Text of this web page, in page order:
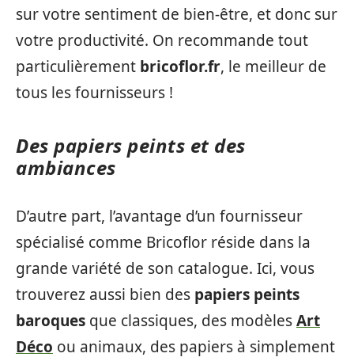
sur votre sentiment de bien-être, et donc sur
votre productivité. On recommande tout
particulièrement bricoflor.fr, le meilleur de
tous les fournisseurs !
Des papiers peints et des
ambiances
D’autre part, l’avantage d’un fournisseur
spécialisé comme Bricoflor réside dans la
grande variété de son catalogue. Ici, vous
trouverez aussi bien des papiers peints
baroques que classiques, des modèlesArt
Déco ou animaux, des papiers à simplement